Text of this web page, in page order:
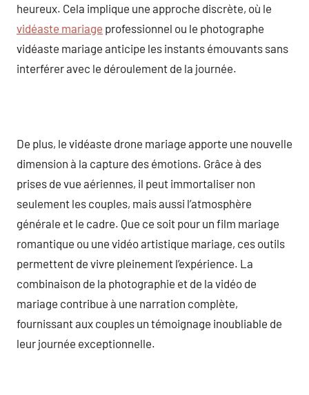
heureux. Cela implique une approche discrète, où le
vidéaste mariage professionnel ou le photographe
vidéaste mariage anticipe les instants émouvants sans
interférer avec le déroulement de la journée.
De plus, le vidéaste drone mariage apporte une nouvelle
dimension à la capture des émotions. Grâce à des
prises de vue aériennes, il peut immortaliser non
seulement les couples, mais aussi l’atmosphère
générale et le cadre. Que ce soit pour un film mariage
romantique ou une vidéo artistique mariage, ces outils
permettent de vivre pleinement l’expérience. La
combinaison de la photographie et de la vidéo de
mariage contribue à une narration complète,
fournissant aux couples un témoignage inoubliable de
leur journée exceptionnelle.